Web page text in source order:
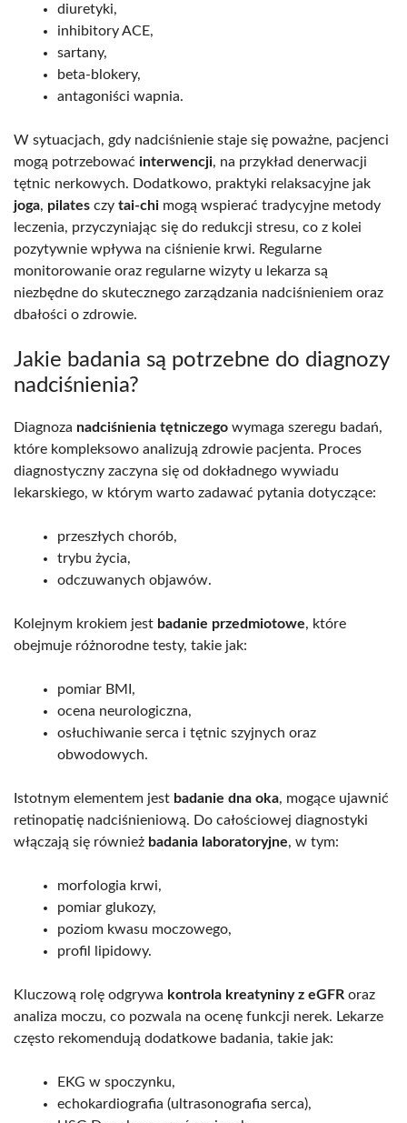
diuretyki,
inhibitory ACE,
sartany,
beta-blokery,
antagoniści wapnia.
W sytuacjach, gdy nadciśnienie staje się poważne, pacjenci
mogą potrzebować interwencji, na przykład denerwacji
tętnic nerkowych. Dodatkowo, praktyki relaksacyjne jak
joga, pilates czy tai-chi mogą wspierać tradycyjne metody
leczenia, przyczyniając się do redukcji stresu, co z kolei
pozytywnie wpływa na ciśnienie krwi. Regularne
monitorowanie oraz regularne wizyty u lekarza są
niezbędne do skutecznego zarządzania nadciśnieniem oraz
dbałości o zdrowie.
Jakie badania są potrzebne do diagnozy
nadciśnienia?
Diagnoza nadciśnienia tętniczego wymaga szeregu badań,
które kompleksowo analizują zdrowie pacjenta. Proces
diagnostyczny zaczyna się od dokładnego wywiadu
lekarskiego, w którym warto zadawać pytania dotyczące:
przeszłych chorób,
trybu życia,
odczuwanych objawów.
Kolejnym krokiem jest badanie przedmiotowe, które
obejmuje różnorodne testy, takie jak:
pomiar BMI,
ocena neurologiczna,
osłuchiwanie serca i tętnic szyjnych oraz
obwodowych.
Istotnym elementem jest badanie dna oka, mogące ujawnić
retinopatię nadciśnieniową. Do całościowej diagnostyki
włączają się również badania laboratoryjne, w tym:
morfologia krwi,
pomiar glukozy,
poziom kwasu moczowego,
profil lipidowy.
Kluczową rolę odgrywa kontrola kreatyniny z eGFR oraz
analiza moczu, co pozwala na ocenę funkcji nerek. Lekarze
często rekomendują dodatkowe badania, takie jak:
EKG w spoczynku,
echokardiografia (ultrasonografia serca),